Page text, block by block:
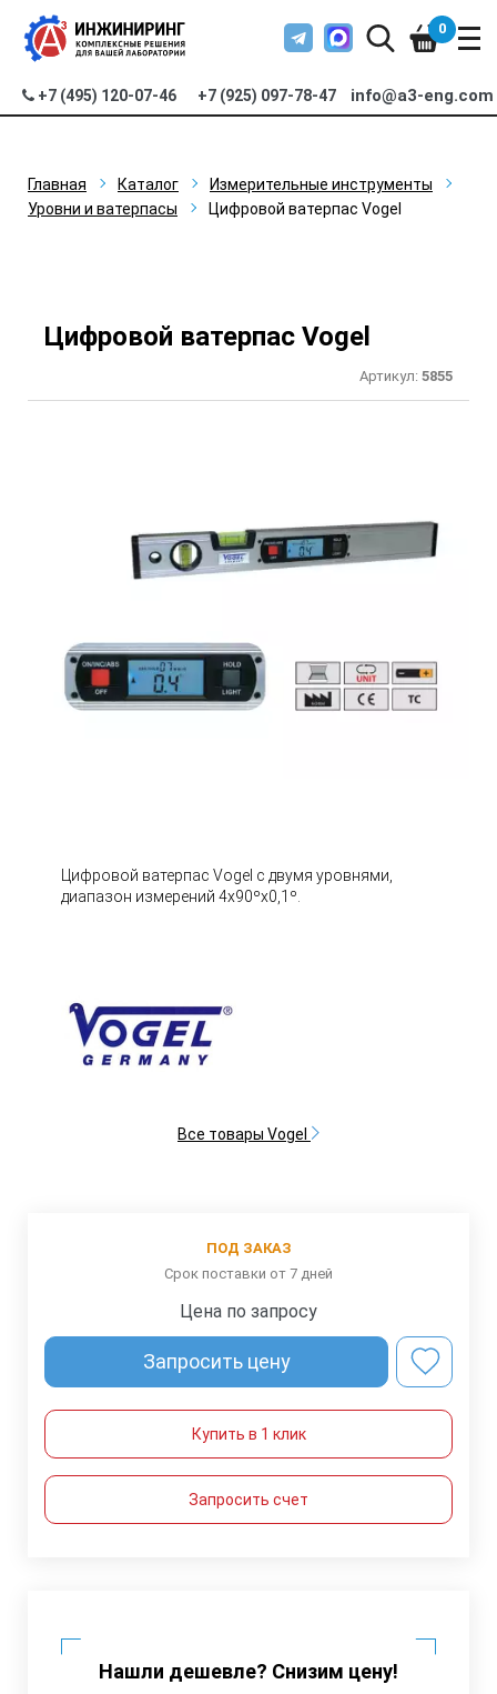
+7 (495) 120-07-46 +7 (925) 097-78-47 info@a3-eng.com
0
Главная Каталог
Измерительные инструменты
Уровни и ватерпасы
Цифровой ватерпас Vogel
Цифровой ватерпас Vogel
Артикул: 5855
Цифровой ватерпас Vogel с двумя уровнями,
диапазон измерений 4х90ºх0,1º.
Все товары Vogel
ПОД ЗАКАЗ
Срок поставки от 7 дней
Цена по запросу
Запросить цену
Купить в 1 клик
Запросить счет
Нашли дешевле? Снизим цену!